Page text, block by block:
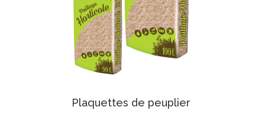
Plaquettes de peuplier